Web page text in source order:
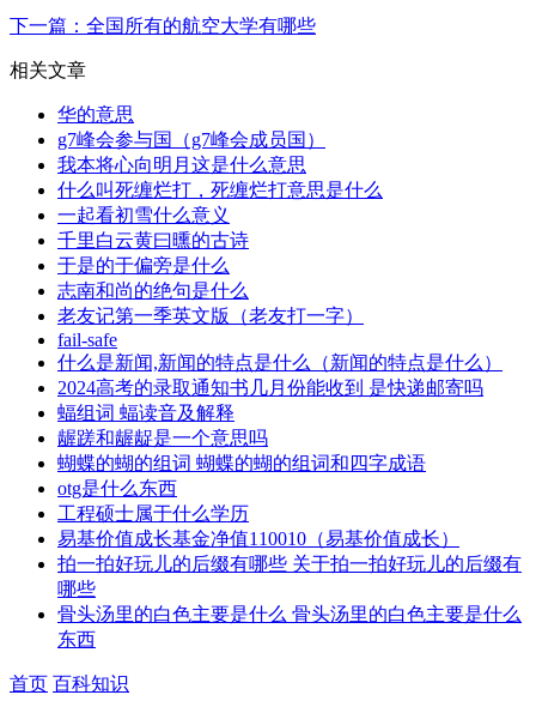
下一篇：全国所有的航空大学有哪些
相关文章
华的意思
g7峰会参与国（g7峰会成员国）
我本将心向明月这是什么意思
什么叫死缠烂打，死缠烂打意思是什么
一起看初雪什么意义
千里白云黄曰曛的古诗
于是的于偏旁是什么
志南和尚的绝句是什么
老友记第一季英文版（老友打一字）
fail-safe
什么是新闻,新闻的特点是什么（新闻的特点是什么）
2024高考的录取通知书几月份能收到 是快递邮寄吗
蝠组词 蝠读音及解释
龌蹉和龌龊是一个意思吗
蝴蝶的蝴的组词 蝴蝶的蝴的组词和四字成语
otg是什么东西
工程硕士属于什么学历
易基价值成长基金净值110010（易基价值成长）
拍一拍好玩儿的后缀有哪些 关于拍一拍好玩儿的后缀有
哪些
骨头汤里的白色主要是什么 骨头汤里的白色主要是什么
东西
首页 百科知识